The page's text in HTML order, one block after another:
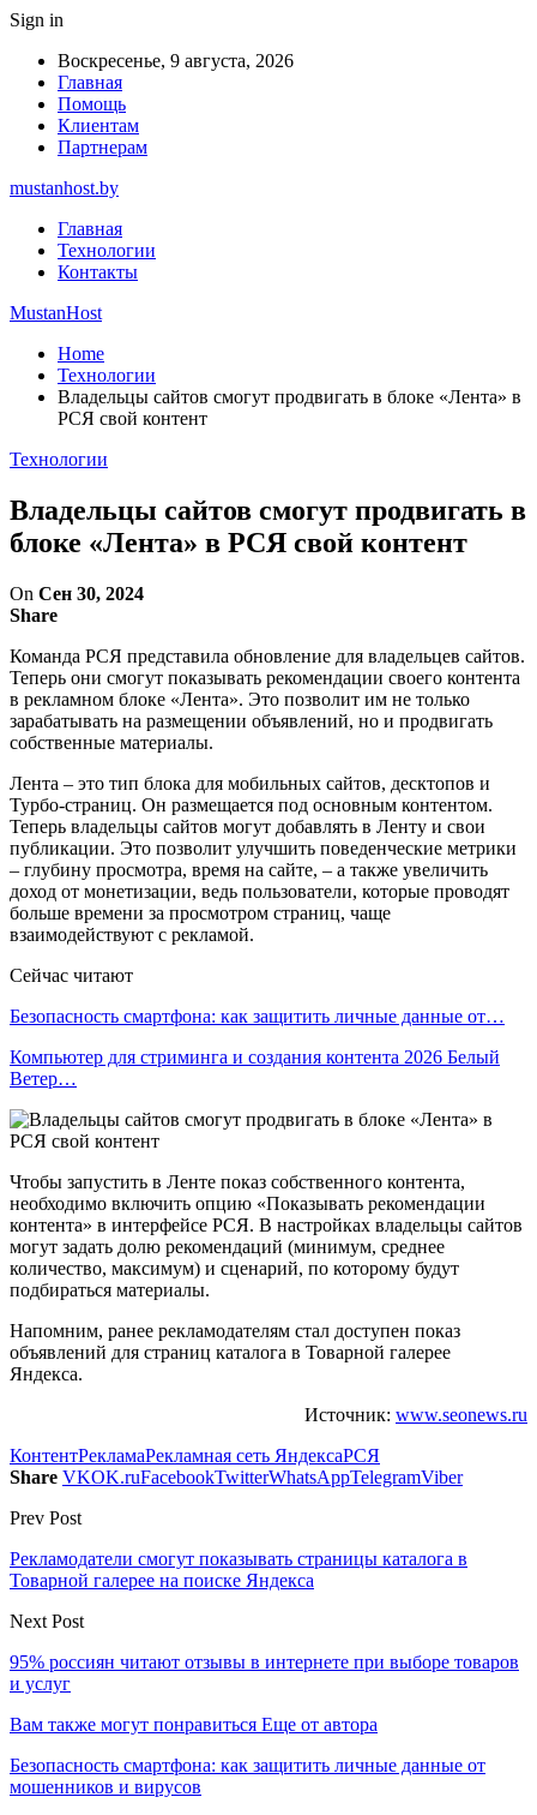
Sign in
Воскресенье, 9 августа, 2026
Главная
Помощь
Клиентам
Партнерам
mustanhost.by
Главная
Технологии
Контакты
MustanHost
Home
Технологии
Владельцы сайтов смогут продвигать в блоке «Лента» в
РСЯ свой контент
Технологии
Владельцы сайтов смогут продвигать в
блоке «Лента» в РСЯ свой контент
On Сен 30, 2024
Share
Команда РСЯ представила обновление для владельцев сайтов.
Теперь они смогут показывать рекомендации своего контента
в рекламном блоке «Лента». Это позволит им не только
зарабатывать на размещении объявлений, но и продвигать
собственные материалы.
Лента – это тип блока для мобильных сайтов, десктопов и
Турбо-страниц. Он размещается под основным контентом.
Теперь владельцы сайтов могут добавлять в Ленту и свои
публикации. Это позволит улучшить поведенческие метрики
– глубину просмотра, время на сайте, – а также увеличить
доход от монетизации, ведь пользователи, которые проводят
больше времени за просмотром страниц, чаще
взаимодействуют с рекламой.
Сейчас читают
Безопасность смартфона: как защитить личные данные от…
Компьютер для стриминга и создания контента 2026 Белый
Ветер…
Чтобы запустить в Ленте показ собственного контента,
необходимо включить опцию «Показывать рекомендации
контента» в интерфейсе РСЯ. В настройках владельцы сайтов
могут задать долю рекомендаций (минимум, среднее
количество, максимум) и сценарий, по которому будут
подбираться материалы.
Напомним, ранее рекламодателям стал доступен показ
объявлений для страниц каталога в Товарной галерее
Яндекса.
Источник: www.seonews.ru
КонтентРекламаРекламная сеть ЯндексаРСЯ
Share VKOK.ruFacebookTwitterWhatsAppTelegramViber
Prev Post
Рекламодатели смогут показывать страницы каталога в
Товарной галерее на поиске Яндекса
Next Post
95% россиян читают отзывы в интернете при выборе товаров
и услуг
Вам также могут понравиться Еще от автора
Безопасность смартфона: как защитить личные данные от
мошенников и вирусов